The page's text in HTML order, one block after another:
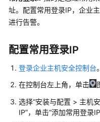
画
册
产
介
绍
计
费
址。配置常用登录IP，企业
进行告警。
配置常用登录IP
登录企业主机安全控制台。
在控制台左上角，单击
选择“安装与配置 > 主机
IP”，单击“添加常用登录